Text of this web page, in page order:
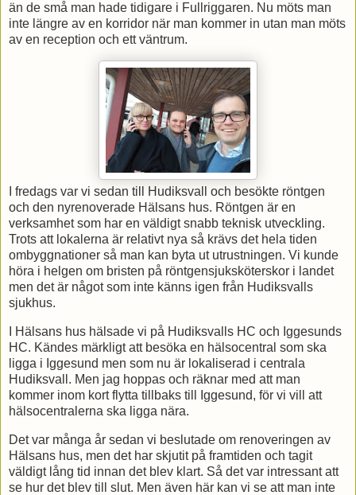
än de små man hade tidigare i Fullriggaren. Nu möts man
inte längre av en korridor när man kommer in utan man möts
av en reception och ett väntrum.
I fredags var vi sedan till Hudiksvall och besökte röntgen
och den nyrenoverade Hälsans hus. Röntgen är en
verksamhet som har en väldigt snabb teknisk utveckling.
Trots att lokalerna är relativt nya så krävs det hela tiden
ombyggnationer så man kan byta ut utrustningen. Vi kunde
höra i helgen om bristen på röntgensjuksköterskor i landet
men det är något som inte känns igen från Hudiksvalls
sjukhus.
I Hälsans hus hälsade vi på Hudiksvalls HC och Iggesunds
HC. Kändes märkligt att besöka en hälsocentral som ska
ligga i Iggesund men som nu är lokaliserad i centrala
Hudiksvall. Men jag hoppas och räknar med att man
kommer inom kort flytta tillbaks till Iggesund, för vi vill att
hälsocentralerna ska ligga nära.
Det var många år sedan vi beslutade om renoveringen av
Hälsans hus, men det har skjutit på framtiden och tagit
väldigt lång tid innan det blev klart. Så det var intressant att
se hur det blev till slut. Men även här kan vi se att man inte